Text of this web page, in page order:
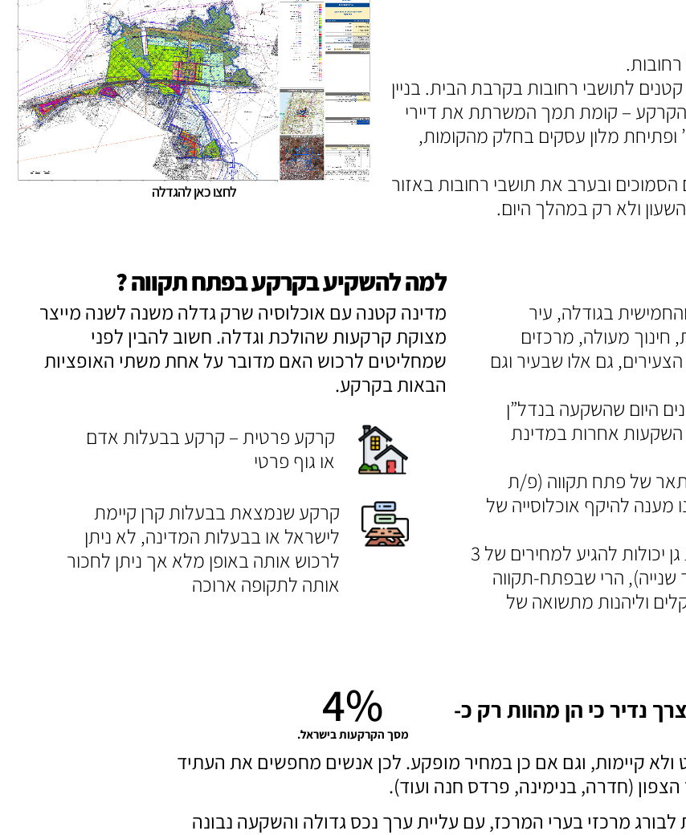
לתושבי רחובות בקרבת הבית. בניין
הקרקע – קומת תמך המשרתת את דיירי
ופתיחת מלון עסקים בחלק מהקומות,
ובערב את תושבי רחובות באזור
ולא רק במהלך היום.
לחצו כאן להגדלה
בגודלה, עיר
חינוך מעולה, מרכזים
גם אלו שבעיר וגם
היום שהשקעה בנדל”ן
אחרות במדינת
של פתח תקווה (פ/ת
של 63,500 דירות שייתנו מענה להיקף אוכלוסייה של
בעוד עסקאות נדל”ן באזור תל אביב, גבעתיים או רמת גן יכולות להגיע למחירים של 3
יד שנייה), הרי שבפתח-תקווה
במחירים של כ- 2.3 מיליון שקלים וליהנות מתשואה של
למה להשקיע בקרקע בפתח תקווה ?
מדינה קטנה עם אוכלוסיה שרק גדלה משנה לשנה מייצר
מצוקת קרקעות שהולכת וגדלה. חשוב להבין לפני
שמחליטים לרכוש האם מדובר על אחת משתי האופציות
הבאות בקרקע.
קרקע פרטית – קרקע בבעלות אדם
או גוף פרטי
קרקע שנמצאת בבעלות קרן קיימת
לישראל או בבעלות המדינה, לא ניתן
לרכוש אותה באופן מלא אך ניתן לחכור
אותה לתקופה ארוכה
נדיר כי הן מהוות רק כ-
מסך הקרקעות בישראל.
%
4
קיימות, וגם אם כן במחיר מופקע. לכן אנשים מחפשים את העתיד
(חדרה, בנימינה, פרדס חנה ועוד).
אביב, ונחשבת לבורג מרכזי בערי המרכז, עם עליית ערך נכס גדולה והשקעה נבונה